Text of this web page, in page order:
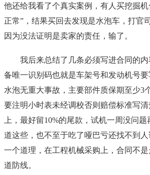
他还给我看了个真实案例，有人买挖掘
正常”，结果买回去发现是水泡车，打官
因为没法证明是卖家的责任，输了。
我后来总结了几条必须写进合同的
备唯一识别码也就是车架号和发动机号
水泡无重大事故，主要部件质保期至少3
要注明小时表未经调校否则赔偿标准写
上，最好留10%的尾款，试机一周没问
道这些，也不至于吃了哑巴亏还找不到
一个道理，在工程机械采购上，合同不
道防线。